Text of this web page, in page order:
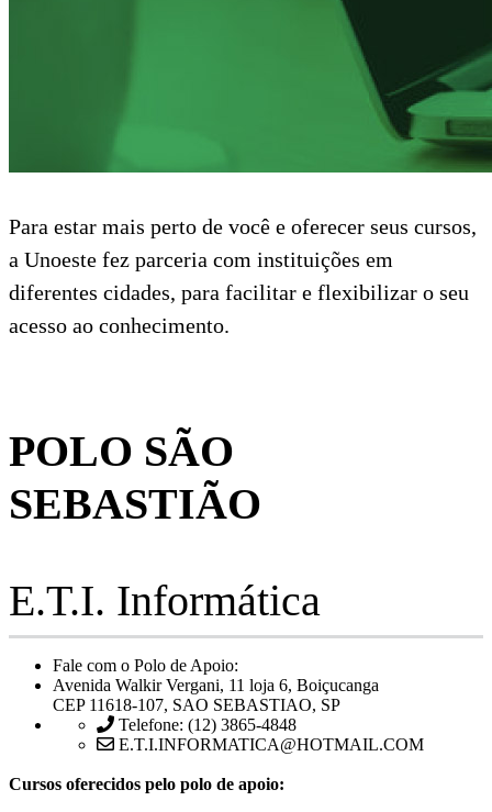
Para estar mais perto de você e oferecer seus cursos,
a Unoeste fez parceria com instituições em
diferentes cidades, para facilitar e flexibilizar o seu
acesso ao conhecimento.
POLO SÃO
SEBASTIÃO
E.T.I. Informática
Fale com o Polo de Apoio:
Avenida Walkir Vergani, 11 loja 6, Boiçucanga
CEP 11618-107, SAO SEBASTIAO, SP
Telefone: (12) 3865-4848
E.T.I.INFORMATICA@HOTMAIL.COM
Cursos oferecidos pelo polo de apoio: